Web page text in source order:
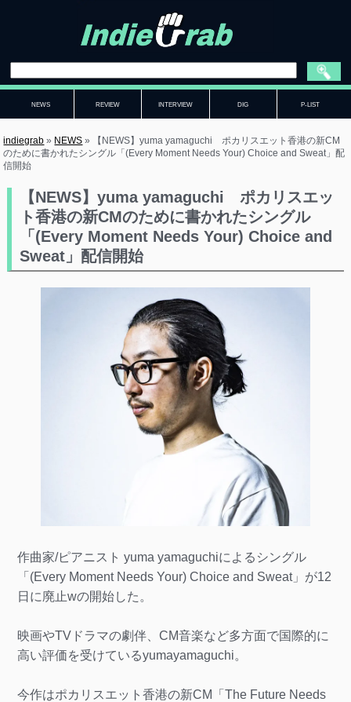
NEWS REVIEW INTERVIEW DIG P-LIST
indiegrab » NEWS »
【NEWS】yuma yamaguchi ポカリスエット香港の新CM
のために書かれたシングル「(Every Moment Needs Your) Choice and Sweat」配
信開始
【NEWS】yuma yamaguchi ポカリスエッ
ト香港の新CMのために書かれたシングル
「(Every Moment Needs Your) Choice and
Sweat」配信開始
作曲家/ピアニスト yuma yamaguchiによるシングル
「(Every Moment Needs Your) Choice and Sweat」が12
日に廃止wの開始した。
映画やTVドラマの劇伴、CM音楽など多方面で国際的に
高い評価を受けているyumayamaguchi。
今作はポカリスエット香港の新CM「The Future Needs